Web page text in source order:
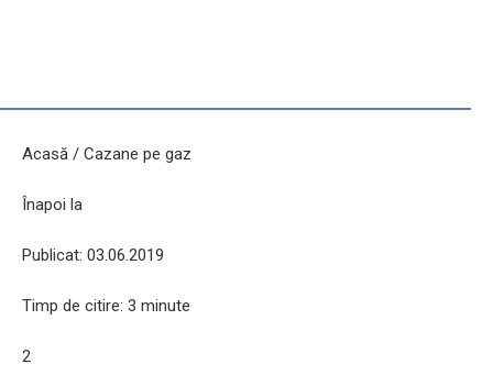
Acasă / Cazane pe gaz
Înapoi la
Publicat: 03.06.2019
Timp de citire: 3 minute
2